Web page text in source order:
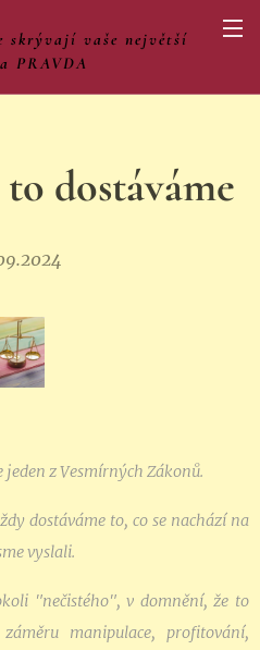
skrývají vaše největší
PRAVDA
dostáváme
jeden z Vesmírných Zákonů.
dostáváme to, co se nachází na
vyslali.
"nečistého", v domnění, že to
manipulace, profitování,